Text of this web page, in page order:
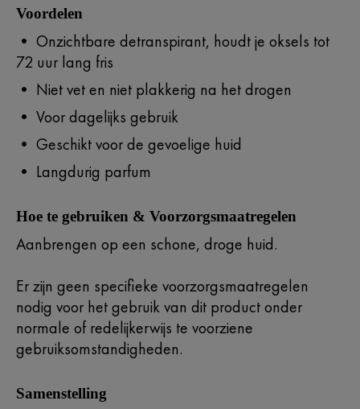
Voordelen
• Onzichtbare detranspirant, houdt je oksels tot
72 uur lang fris
• Niet vet en niet plakkerig na het drogen
• Voor dagelijks gebruik
• Geschikt voor de gevoelige huid
• Langdurig parfum
Hoe te gebruiken & Voorzorgsmaatregelen
Aanbrengen op een schone, droge huid.
Er zijn geen specifieke voorzorgsmaatregelen
nodig voor het gebruik van dit product onder
normale of redelijkerwijs te voorziene
gebruiksomstandigheden.
Samenstelling